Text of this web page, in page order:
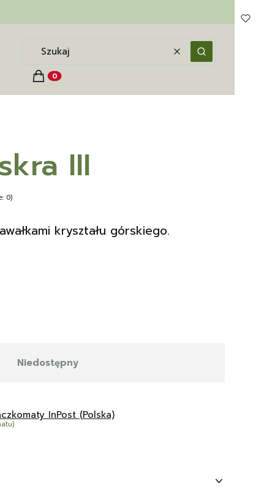
WyczyśćSzukaj
Produkty w koszyku: 0. Zobacz szczegóły
Koszyk
III
0)
kryształu górskiego.
Niedostępny
InPost (Polska)